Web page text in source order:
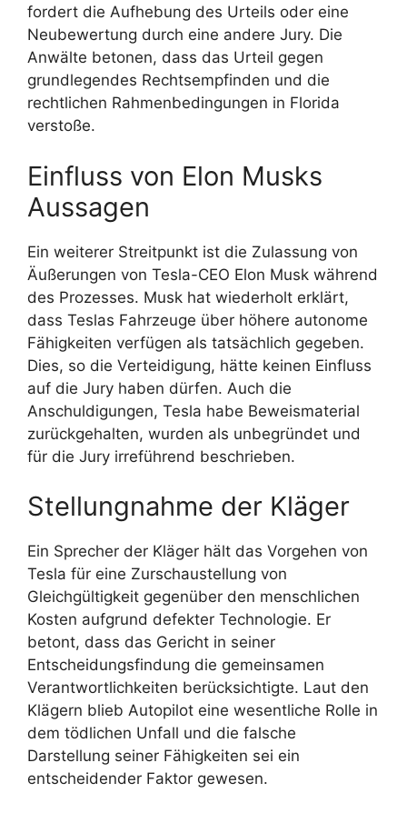
fordert die Aufhebung des Urteils oder eine
Neubewertung durch eine andere Jury. Die
Anwälte betonen, dass das Urteil gegen
grundlegendes Rechtsempfinden und die
rechtlichen Rahmenbedingungen in Florida
verstoße.
Einfluss von Elon Musks
Aussagen
Ein weiterer Streitpunkt ist die Zulassung von
Äußerungen von Tesla-CEO Elon Musk während
des Prozesses. Musk hat wiederholt erklärt,
dass Teslas Fahrzeuge über höhere autonome
Fähigkeiten verfügen als tatsächlich gegeben.
Dies, so die Verteidigung, hätte keinen Einfluss
auf die Jury haben dürfen. Auch die
Anschuldigungen, Tesla habe Beweismaterial
zurückgehalten, wurden als unbegründet und
für die Jury irreführend beschrieben.
Stellungnahme der Kläger
Ein Sprecher der Kläger hält das Vorgehen von
Tesla für eine Zurschaustellung von
Gleichgültigkeit gegenüber den menschlichen
Kosten aufgrund defekter Technologie. Er
betont, dass das Gericht in seiner
Entscheidungsfindung die gemeinsamen
Verantwortlichkeiten berücksichtigte. Laut den
Klägern blieb Autopilot eine wesentliche Rolle in
dem tödlichen Unfall und die falsche
Darstellung seiner Fähigkeiten sei ein
entscheidender Faktor gewesen.